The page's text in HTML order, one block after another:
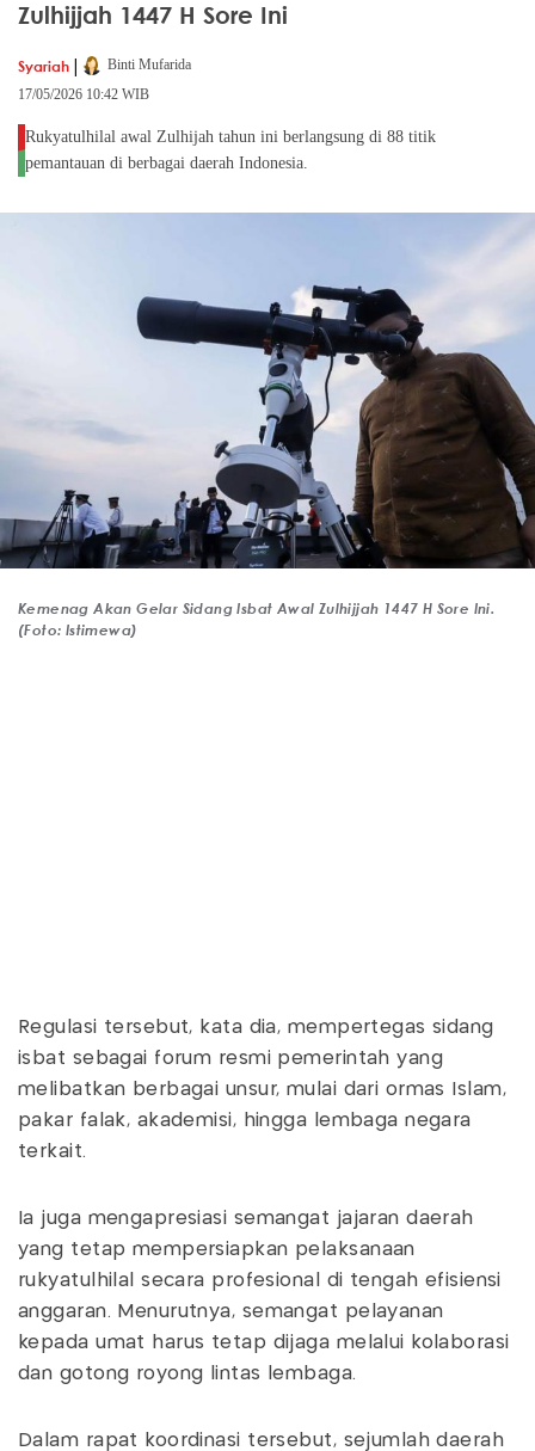
Zulhijjah 1447 H Sore Ini
Syariah |
Binti Mufarida
17/05/2026 10:42 WIB
Rukyatulhilal awal Zulhijah tahun ini berlangsung di 88 titik
pemantauan di berbagai daerah Indonesia.
Kemenag Akan Gelar Sidang Isbat Awal Zulhijjah 1447 H Sore Ini.
(Foto: Istimewa)
Regulasi tersebut, kata dia, mempertegas sidang
isbat sebagai forum resmi pemerintah yang
melibatkan berbagai unsur, mulai dari ormas Islam,
pakar falak, akademisi, hingga lembaga negara
terkait.
Ia juga mengapresiasi semangat jajaran daerah
yang tetap mempersiapkan pelaksanaan
rukyatulhilal secara profesional di tengah efisiensi
anggaran. Menurutnya, semangat pelayanan
kepada umat harus tetap dijaga melalui kolaborasi
dan gotong royong lintas lembaga.
Dalam rapat koordinasi tersebut, sejumlah daerah